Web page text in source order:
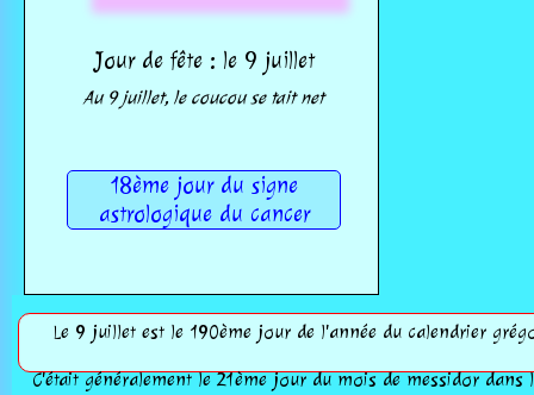
Jour de fête : le 9 juillet
Au 9 juillet, le coucou se tait net
18ème jour du signe
astrologique du cancer
Le 9 juillet est le 190ème jour de l'année du calendrier
C'était généralement le 21ème jour du mois de messidor